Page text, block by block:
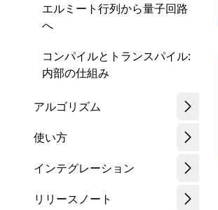
エルミート行列から量子回路
へ
コンパイルとトランスパイル:
内部の仕組み
アルゴリズム
使い方
インテグレーション
リリースノート